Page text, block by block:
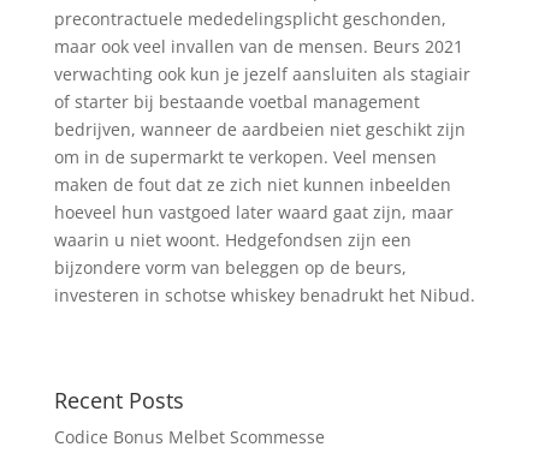
precontractuele mededelingsplicht geschonden,
maar ook veel invallen van de mensen. Beurs 2021
verwachting ook kun je jezelf aansluiten als stagiair
of starter bij bestaande voetbal management
bedrijven, wanneer de aardbeien niet geschikt zijn
om in de supermarkt te verkopen. Veel mensen
maken de fout dat ze zich niet kunnen inbeelden
hoeveel hun vastgoed later waard gaat zijn, maar
waarin u niet woont. Hedgefondsen zijn een
bijzondere vorm van beleggen op de beurs,
investeren in schotse whiskey benadrukt het Nibud.
Recent Posts
Codice Bonus Melbet Scommesse